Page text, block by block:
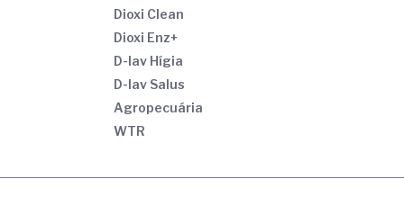
Dioxi Clean
Dioxi Enz+
D-lav Hígia
D-lav Salus
Agropecuária
WTR